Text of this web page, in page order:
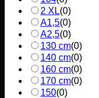
2 XL(0)
A1,5(0)
A2,5(0)
130 cm(0)
140 cm(0)
160 cm(0)
170 cm(0)
150(0)